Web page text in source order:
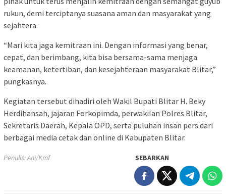
rukun, demi terciptanya suasana aman dan masyarakat yang
sejahtera.
“Mari kita jaga kemitraan ini. Dengan informasi yang benar,
cepat, dan berimbang, kita bisa bersama-sama menjaga
keamanan, ketertiban, dan kesejahteraan masyarakat Blitar,”
pungkasnya.
Kegiatan tersebut dihadiri oleh Wakil Bupati Blitar H. Beky
Herdihansah, jajaran Forkopimda, perwakilan Polres Blitar,
Sekretaris Daerah, Kepala OPD, serta puluhan insan pers dari
berbagai media cetak dan online di Kabupaten Blitar.
Penulis: Ani/Kmf SEBARKAN